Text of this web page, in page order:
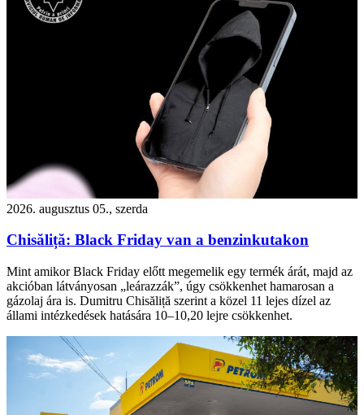
2026. augusztus 05., szerda
Chisăliță: Black Friday van a benzinkutakon
Mint amikor Black Friday előtt megemelik egy termék árát, majd az
akcióban látványosan „leárazzák”, úgy csökkenhet hamarosan a
gázolaj ára is. Dumitru Chisăliță szerint a közel 11 lejes dízel az
állami intézkedések hatására 10–10,20 lejre csökkenhet.